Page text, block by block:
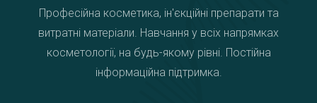
Професійна косметика, ін'єкційні препарати та
витратні матеріали. Навчання у всіх напрямках
косметології, на будь-якому рівні. Постійна
інформаційна підтримка.